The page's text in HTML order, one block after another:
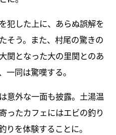
犯した上に、あらぬ誤解を
そう。また、村尾の驚きの
関となった大の里関とのあ
一同は驚嘆する。
意外な一面も披露。土湯温
ったカフェにはエビの釣り
りを体験することに。